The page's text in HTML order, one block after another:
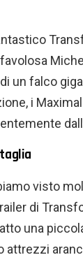
un falco
i
visto
di
una
attrezzi